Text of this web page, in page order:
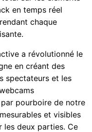
en temps réel
chaque
a révolutionné le
en créant des
spectateurs et les
pourboire de notre
et visibles
les deux parties. Ce